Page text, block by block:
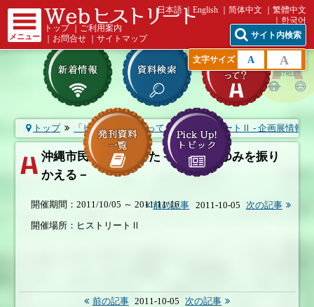
メニュー
トップ
ご利用案内
お問合せ ｜サイトマップ
日本語 English 简体中文
繁體中文
한국어
サイト内検索
文字サイズ A A
トップ 「ヒストリート」って？ ヒストリートⅡ - 企画展情報
沖縄市民が海を渡った－移民のあゆみを振り
かえる－
前の記事 2011-10-05 次の記事
開催期間：2011/10/05 ～ 2011/11/16
開催場所：ヒストリートⅡ
前の記事 2011-10-05 次の記事